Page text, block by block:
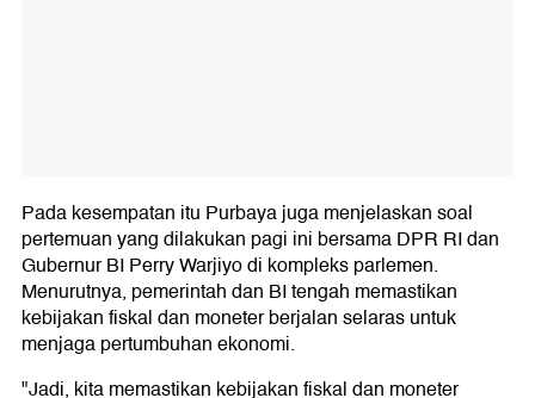
Pada kesempatan itu Purbaya juga menjelaskan soal
pertemuan yang dilakukan pagi ini bersama DPR RI dan
Gubernur BI Perry Warjiyo di kompleks parlemen.
Menurutnya, pemerintah dan BI tengah memastikan
kebijakan fiskal dan moneter berjalan selaras untuk
menjaga pertumbuhan ekonomi.
"Jadi, kita memastikan kebijakan fiskal dan moneter